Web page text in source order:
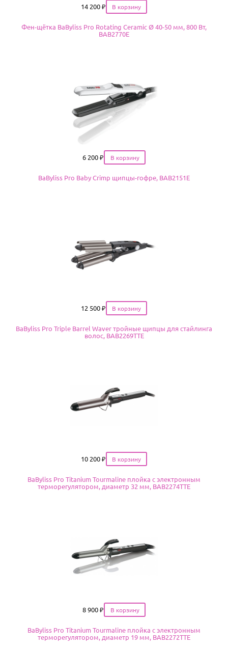
Цена
14 200₽
Фен-щётка BaByliss Pro Rotating Ceramic Ø 40-50 мм, 800 Вт,
BAB2770E
Цена
6 200 ₽
BaByliss Pro Baby Crimp щипцы-гофре, BAB2151E
Цена
12 500₽
BaByliss Pro Triple Barrel Waver тройные щипцы для стайлинга
волос, BAB2269TTE
Цена
10 200₽
BaByliss Pro Titanium Tourmaline плойка с электронным
терморегулятором, диаметр 32 мм, BAB2274TTE
Цена
8 900 ₽
BaByliss Pro Titanium Tourmaline плойка с электронным
терморегулятором, диаметр 19 мм, BAB2272TTE